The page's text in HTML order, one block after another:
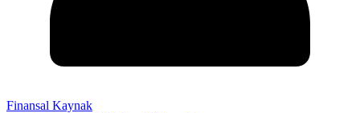
Finansal Kaynak